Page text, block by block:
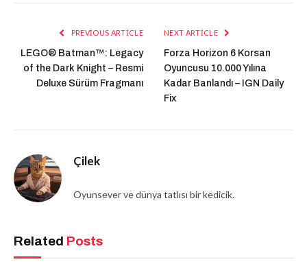
PREVIOUS ARTICLE
LEGO® Batman™: Legacy
of the Dark Knight – Resmi
Deluxe Sürüm Fragmanı
NEXT ARTICLE
Forza Horizon 6 Korsan
Oyuncusu 10.000 Yılına
Kadar Banlandı – IGN Daily
Fix
Çilek
Oyunsever ve dünya tatlısı bir kedicik.
Related Posts